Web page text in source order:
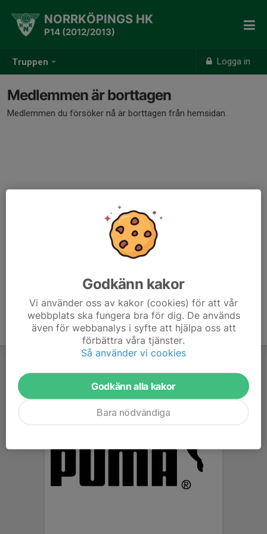
Truppen Logga in
NORRKÖPINGS HK
P14 (2012/2013)
Medlemmen är borttagen
Medlemmen du försöker nå är borttagen från hemsidan.
Godkänn kakor
Vi använder oss av kakor (cookies) för att vår
webbplats ska fungera bra för dig. De används
även för webbanalys i syfte att hjälpa oss att
förbättra våra tjänster.
Så använder vi cookies
Godkänn alla kakor
Bara nödvändiga